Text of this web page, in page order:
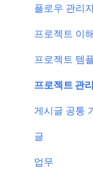
결제 관련 자
특별 프로모
신규 업데이
서버 작업
KT cloud
공지 관련 자
플로우 관리
프로젝트 이
프로젝트 템
프로젝트 관
게시글 공통
글
업무